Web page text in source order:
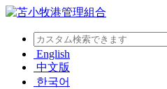
English
中文版
한국어